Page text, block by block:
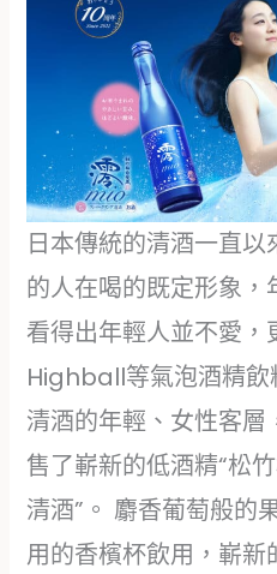
日本傳統的清酒一直
的人在喝的既定形象
看得出年輕人並不愛
Highball等氣泡酒精飲
清酒的年輕、女性客
售了嶄新的低酒精“松
清酒”。 麝香葡萄般的
用的香檳杯飲用，嶄